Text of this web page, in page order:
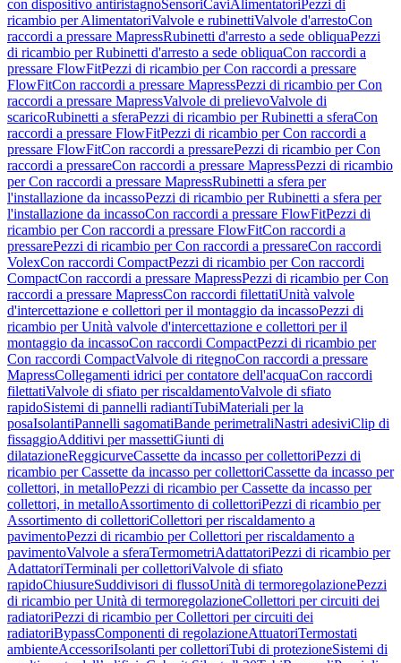
con dispositivo antiristagnoSensoriCaviAlimentatori Pezzi di
ricambio per AlimentatoriValvole e rubinettiValvole d'arrestoCon
raccordi a pressare MapressRubinetti d'arresto a sede obliquaPezzi
di ricambio per Rubinetti d'arresto a sede obliquaCon raccordi a
pressare FlowFitPezzi di ricambio per Con raccordi a pressare
FlowFitCon raccordi a pressare MapressPezzi di ricambio per Con
raccordi a pressare MapressValvole di prelievoValvole di
scaricoRubinetti a sferaPezzi di ricambio per Rubinetti a sferaCon
raccordi a pressare FlowFitPezzi di ricambio per Con raccordi a
pressare FlowFitCon raccordi a pressarePezzi di ricambio per Con
raccordi a pressareCon raccordi a pressare MapressPezzi di ricambio
per Con raccordi a pressare MapressRubinetti a sfera per
l'installazione da incassoPezzi di ricambio per Rubinetti a sfera per
l'installazione da incassoCon raccordi a pressare FlowFitPezzi di
ricambio per Con raccordi a pressare FlowFitCon raccordi a
pressarePezzi di ricambio per Con raccordi a pressareCon raccordi
VolexCon raccordi CompactPezzi di ricambio per Con raccordi
CompactCon raccordi a pressare MapressPezzi di ricambio per Con
raccordi a pressare MapressCon raccordi filettatiUnità valvole
d'intercettazione e collettori per il montaggio da incassoPezzi di
ricambio per Unità valvole d'intercettazione e collettori per il
montaggio da incassoCon raccordi CompactPezzi di ricambio per
Con raccordi CompactValvole di ritegnoCon raccordi a pressare
MapressCollegamenti idrici per contatore dell'acquaCon raccordi
filettatiValvole di sfiato per riscaldamentoValvole di sfiato
rapidoSistemi di pannelli radiantiTubiMateriali per la
posaIsolantiPannelli sagomatiBande perimetraliNastri adesiviClip di
fissaggioAdditivi per massettiGiunti di
dilatazioneReggicurveCassette da incasso per collettoriPezzi di
ricambio per Cassette da incasso per collettoriCassette da incasso per
collettori, in metalloPezzi di ricambio per Cassette da incasso per
collettori, in metalloAssortimento di collettoriPezzi di ricambio per
Assortimento di collettoriCollettori per riscaldamento a
pavimentoPezzi di ricambio per Collettori per riscaldamento a
pavimentoValvole a sferaTermometriAdattatoriPezzi di ricambio per
AdattatoriTerminali per collettoriValvole di sfiato
rapidoChiusureSuddivisori di flussoUnità di termoregolazionePezzi
di ricambio per Unità di termoregolazioneCollettori per circuiti dei
radiatoriPezzi di ricambio per Collettori per circuiti dei
radiatoriBypassComponenti di regolazioneAttuatoriTermostati
ambienteAccessoriIsolanti per collettoriTubi di protezioneSistemi di